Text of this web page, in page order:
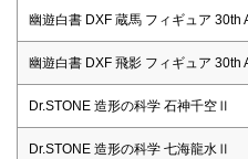
幽遊白書 DXF 蔵馬 フィギュア 30th
幽遊白書 DXF 飛影 フィギュア 30th
Dr.STONE 造形の科学 石神千空Ⅱ
Dr.STONE 造形の科学 七海龍水Ⅱ